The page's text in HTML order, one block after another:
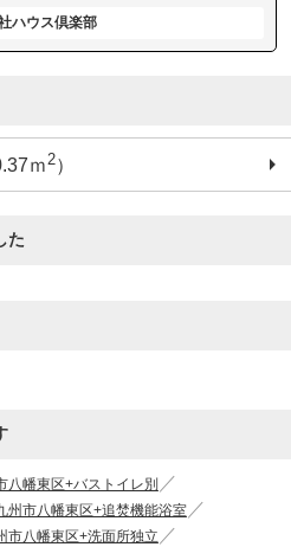
ハウス倶楽部
ｍ2）
た
八幡東区+バストイレ別
州市八幡東区+追焚機能浴室
市八幡東区+洗面所独立